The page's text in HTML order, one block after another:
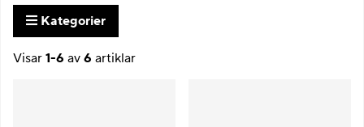
Kategorier
Visar 1-6 av 6 artiklar